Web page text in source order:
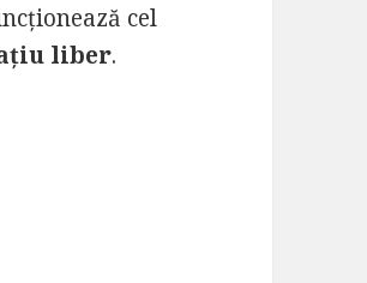
cel
liber.